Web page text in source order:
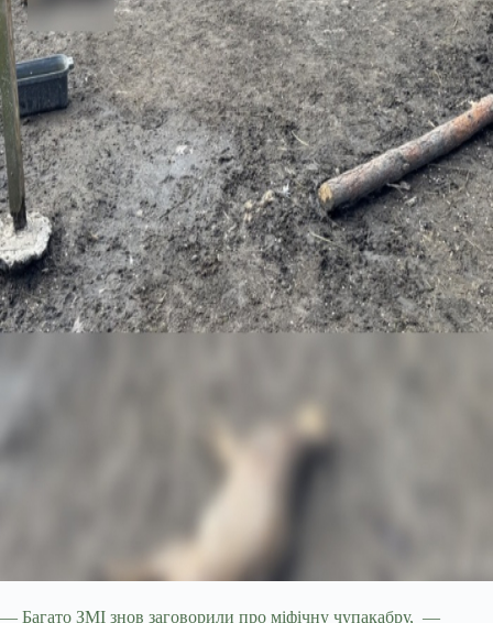
— Багато ЗМІ знов заговорили про міфічну чупакабру, —